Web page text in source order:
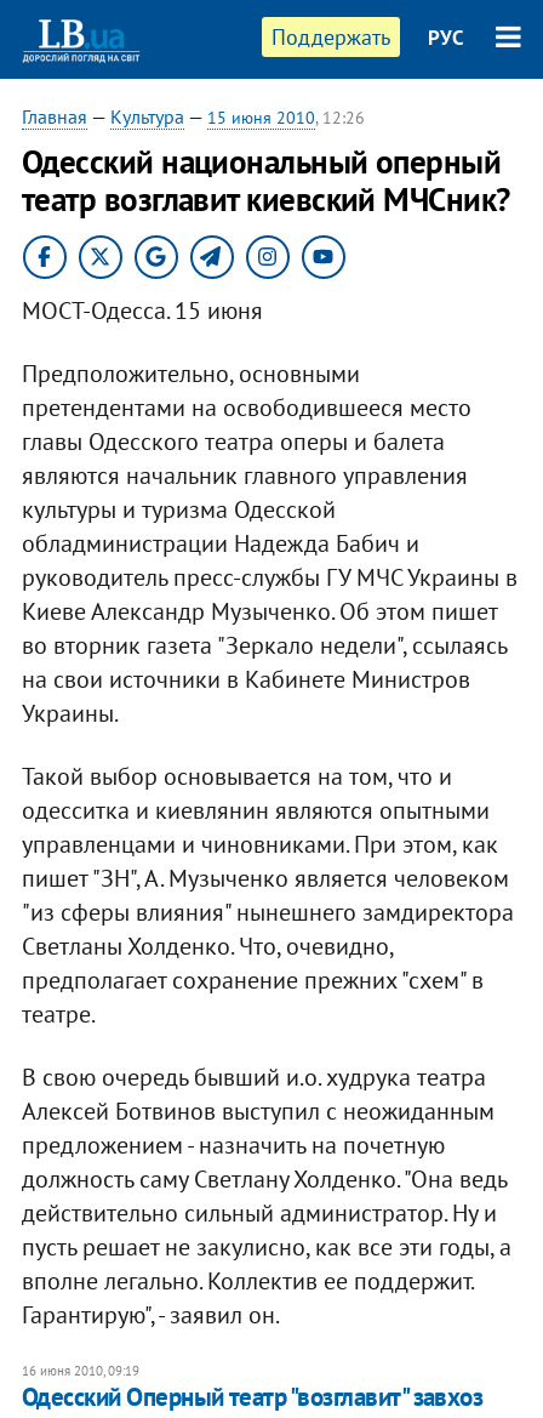
Поддержать РУС
Главная — Культура — 15 июня 2010, 12:26
Одесский национальный оперный
театр возглавит киевский МЧСник?
МОСТ-Одесса. 15 июня
Предположительно, основными
претендентами на освободившееся место
главы Одесского театра оперы и балета
являются начальник главного управления
культуры и туризма Одесской
обладминистрации Надежда Бабич и
руководитель пресс-службы ГУ МЧС Украины в
Киеве Александр Музыченко. Об этом пишет
во вторник газета "Зеркало недели", ссылаясь
на свои источники в Кабинете Министров
Украины.
Такой выбор основывается на том, что и
одесситка и киевлянин являются опытными
управленцами и чиновниками. При этом, как
пишет "ЗН", А. Музыченко является человеком
"из сферы влияния" нынешнего замдиректора
Светланы Холденко. Что, очевидно,
предполагает сохранение прежних "схем" в
театре.
В свою очередь бывший и.о. худрука театра
Алексей Ботвинов выступил с неожиданным
предложением - назначить на почетную
должность саму Светлану Холденко. "Она ведь
действительно сильный администратор. Ну и
пусть решает не закулисно, как все эти годы, а
вполне легально. Коллектив ее поддержит.
Гарантирую", - заявил он.
16 июня 2010, 09:19
Одесский Оперный театр "возглавит" завхоз